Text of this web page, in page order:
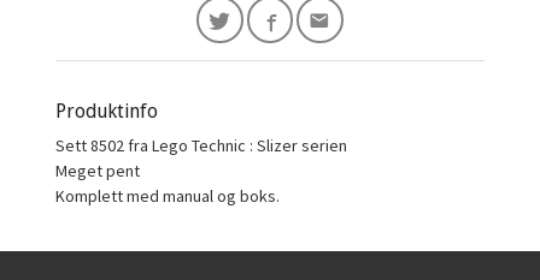
Produktinfo
Sett 8502 fra Lego Technic : Slizer serien
Meget pent
Komplett med manual og boks.